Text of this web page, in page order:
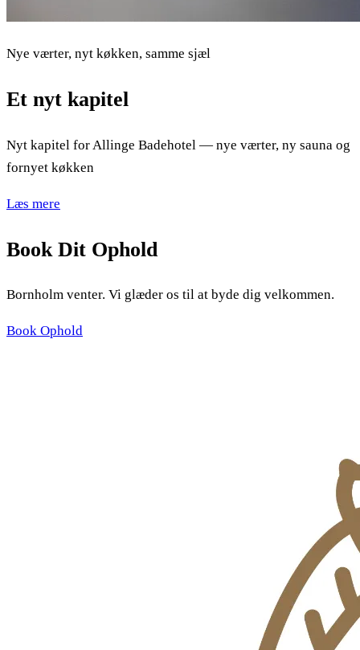
Nye værter, nyt køkken, samme sjæl
Et nyt kapitel
Nyt kapitel for Allinge Badehotel — nye værter, ny sauna og
fornyet køkken
Læs mere
Book Dit Ophold
Bornholm venter. Vi glæder os til at byde dig velkommen.
Book Ophold